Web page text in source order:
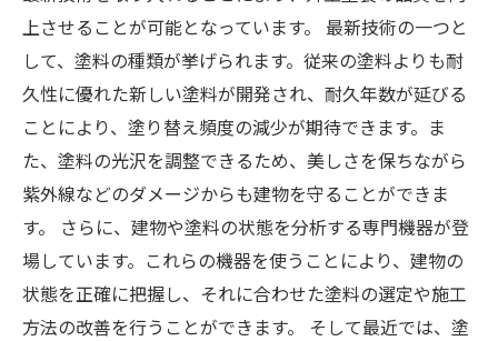
上させることが可能となっています。 最新技術の一つと
して、塗料の種類が挙げられます。従来の塗料よりも耐
久性に優れた新しい塗料が開発され、耐久年数が延びる
ことにより、塗り替え頻度の減少が期待できます。ま
た、塗料の光沢を調整できるため、美しさを保ちながら
紫外線などのダメージからも建物を守ることができま
す。 さらに、建物や塗料の状態を分析する専門機器が登
場しています。これらの機器を使うことにより、建物の
状態を正確に把握し、それに合わせた塗料の選定や施工
方法の改善を行うことができます。 そして最近では、塗